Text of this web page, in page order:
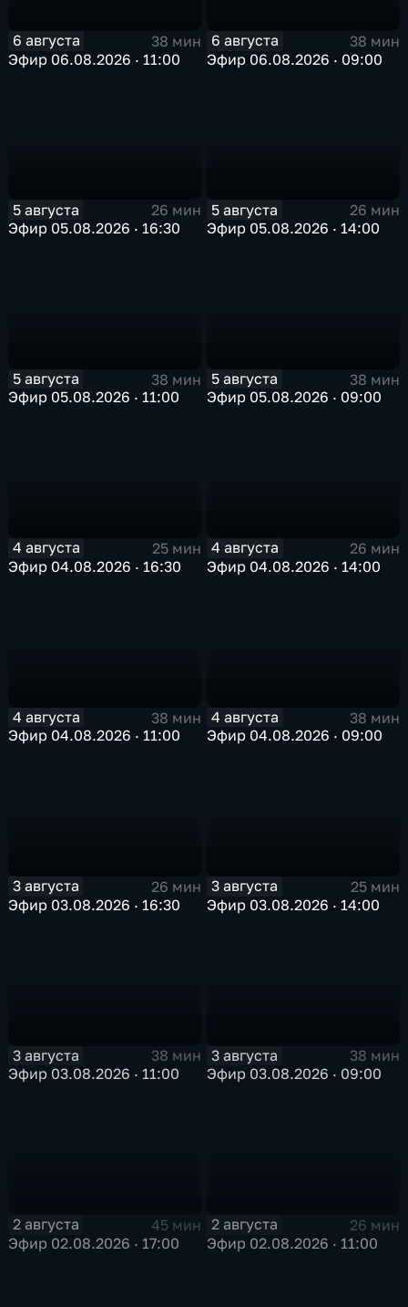
6 августа
38 мин
Эфир 06.08.2026 · 11:00
6 августа
38 мин
Эфир 06.08.2026 · 09:00
5 августа
26 мин
Эфир 05.08.2026 · 16:30
5 августа
26 мин
Эфир 05.08.2026 · 14:00
5 августа
38 мин
Эфир 05.08.2026 · 11:00
5 августа
38 мин
Эфир 05.08.2026 · 09:00
4 августа
25 мин
Эфир 04.08.2026 · 16:30
4 августа
26 мин
Эфир 04.08.2026 · 14:00
4 августа
38 мин
Эфир 04.08.2026 · 11:00
4 августа
38 мин
Эфир 04.08.2026 · 09:00
3 августа
26 мин
Эфир 03.08.2026 · 16:30
3 августа
25 мин
Эфир 03.08.2026 · 14:00
3 августа
38 мин
Эфир 03.08.2026 · 11:00
3 августа
38 мин
Эфир 03.08.2026 · 09:00
2 августа
45 мин
Эфир 02.08.2026 · 17:00
2 августа
26 мин
Эфир 02.08.2026 · 11:00